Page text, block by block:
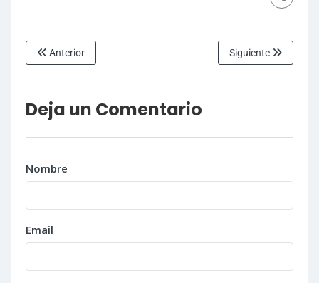
Anterior Siguiente
Deja un Comentario
Nombre
Email